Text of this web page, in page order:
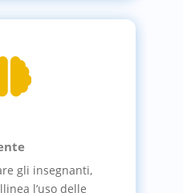
gli insegnanti,
l’uso delle